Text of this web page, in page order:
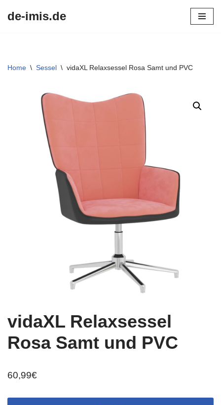
de-imis.de
Home \ Sessel \ vidaXL Relaxsessel Rosa Samt und PVC
vidaXL Relaxsessel
Rosa Samt und PVC
60,99€